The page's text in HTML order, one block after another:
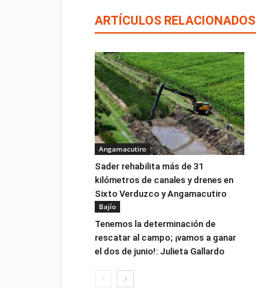
ARTÍCULOS RELACIONADOS
Angamacutiro
Sader rehabilita más de 31
kilómetros de canales y drenes en
Sixto Verduzco y Angamacutiro
Bajío
Tenemos la determinación de
rescatar al campo; ¡vamos a ganar
el dos de junio!: Julieta Gallardo